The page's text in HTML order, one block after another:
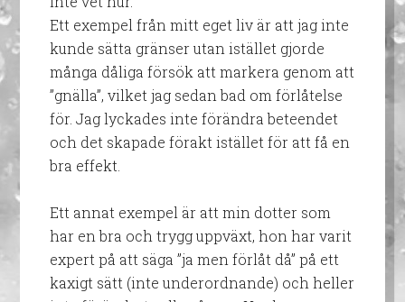
Ett exempel från mitt eget liv är att jag inte
kunde sätta gränser utan istället gjorde
många dåliga försök att markera genom att
”gnälla”, vilket jag sedan bad om förlåtelse
för. Jag lyckades inte förändra beteendet
och det skapade förakt istället för att få en
bra effekt.
Ett annat exempel är att min dotter som
har en bra och trygg uppväxt, hon har varit
expert på att säga ”ja men förlåt då” på ett
kaxigt sätt (inte underordnande) och heller